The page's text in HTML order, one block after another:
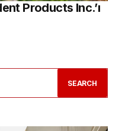
Products Inc.’ı
SEARCH